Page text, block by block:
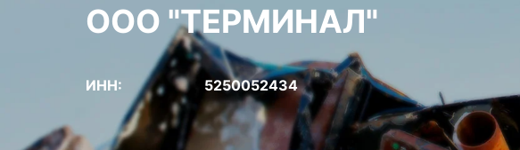
ООО "ТЕРМИНАЛ"
ИНН: 5250052434